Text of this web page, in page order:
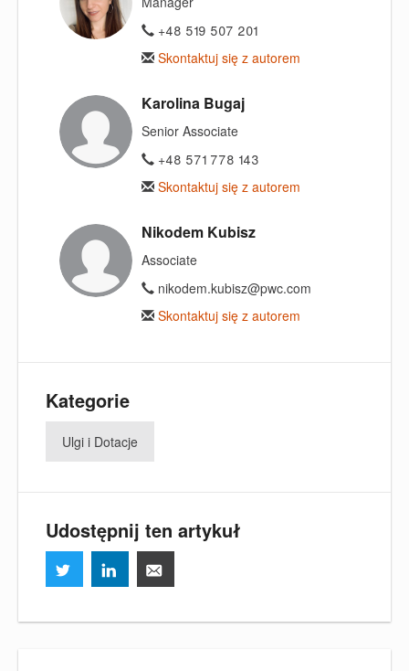
+48 519 507 201
Skontaktuj się z autorem
Karolina Bugaj
Senior Associate
+48 571 778 143
Skontaktuj się z autorem
Nikodem Kubisz
Associate
nikodem.kubisz@pwc.com
Skontaktuj się z autorem
Kategorie
Ulgi i Dotacje
Udostępnij ten artykuł